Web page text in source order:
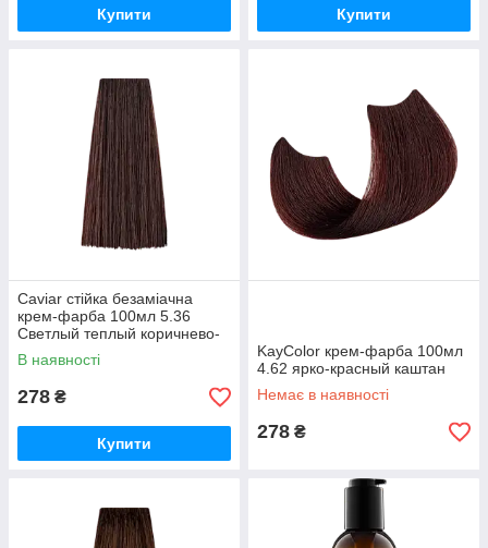
Купити Купити
Caviar стійка безаміачна
крем-фарба 100мл 5.36
Светлый теплый коричнево-
каштановый
В наявності
278 ₴
Купити
KayColor крем-фарба 100мл
4.62 ярко-красный каштан
Немає в наявності
278 ₴